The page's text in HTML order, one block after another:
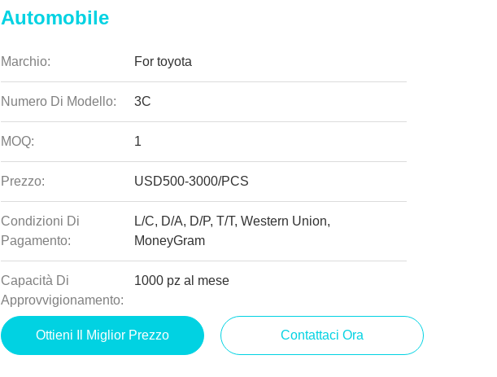
Automobile
Marchio: For toyota
Numero Di Modello: 3C
MOQ: 1
Prezzo: USD500-3000/PCS
Condizioni Di
Pagamento:
L/C, D/A, D/P, T/T, Western Union,
MoneyGram
Capacità Di
Approvvigionamento:
1000 pz al mese
Ottieni Il Miglior Prezzo Contattaci Ora